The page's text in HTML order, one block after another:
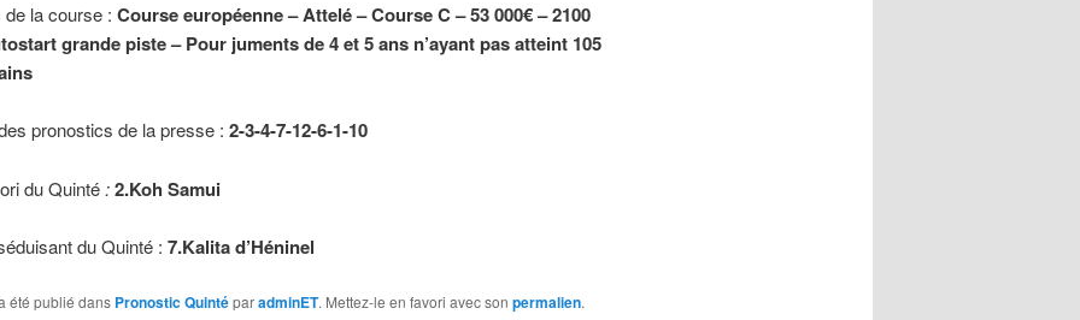
la course : Course européenne – Attelé – Course C – 53 000€ – 2100
grande piste – Pour juments de 4 et 5 ans n’ayant pas atteint 105
pronostics de la presse : 2-3-4-7-12-6-1-10
du Quinté :2.Koh Samui
du Quinté : 7.Kalita d’Héninel
été publié dans Pronostic QuintéparadminET. Mettez-le en favori avec son permalien.